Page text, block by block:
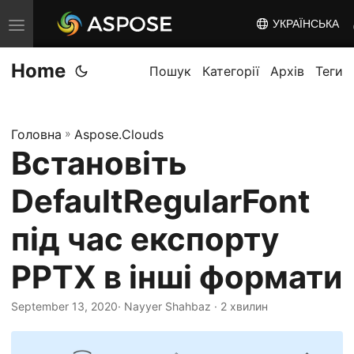
T
o
g
e
n
v
g
a
t
i
УКРАЇНСЬКА
Home Пошук Категорії Архів Теги
Головна » Aspose.Clouds
Встановіть
DefaultRegularFont
під час експорту
PPTX в інші формати
September 13, 2020· Nayyer Shahbaz · 2 хвилин